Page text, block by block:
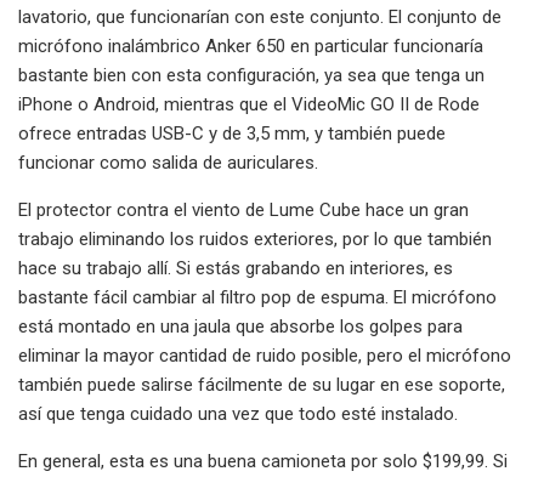
lavatorio, que funcionarían con este conjunto. El conjunto de
micrófono inalámbrico Anker 650 en particular funcionaría
bastante bien con esta configuración, ya sea que tenga un
iPhone o Android, mientras que el VideoMic GO II de Rode
ofrece entradas USB-C y de 3,5 mm, y también puede
funcionar como salida de auriculares.
El protector contra el viento de Lume Cube hace un gran
trabajo eliminando los ruidos exteriores, por lo que también
hace su trabajo allí. Si estás grabando en interiores, es
bastante fácil cambiar al filtro pop de espuma. El micrófono
está montado en una jaula que absorbe los golpes para
eliminar la mayor cantidad de ruido posible, pero el micrófono
también puede salirse fácilmente de su lugar en ese soporte,
así que tenga cuidado una vez que todo esté instalado.
En general, esta es una buena camioneta por solo $199,99. Si